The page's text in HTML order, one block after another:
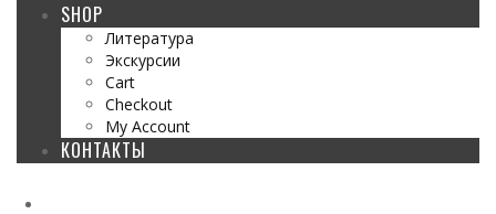
SHOP
Литература
Экскурсии
Cart
Checkout
My Account
КОНТАКТЫ